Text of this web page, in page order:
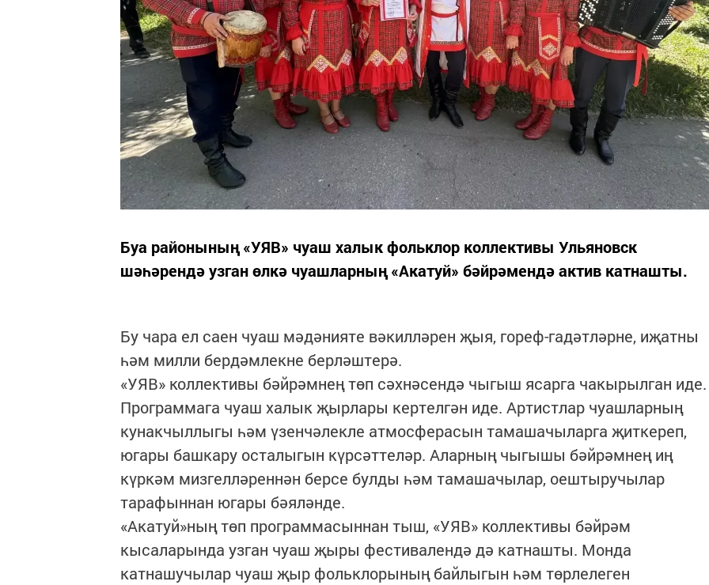
Буа районының «УЯВ» чуаш халык фольклор коллективы Ульяновск
шәһәрендә узган өлкә чуашларның «Акатуй» бәйрәмендә актив катнашты.
Бу чара ел саен чуаш мәдәнияте вәкилләрен җыя, гореф-гадәтләрне, иҗатны
һәм милли бердәмлекне берләштерә.
«УЯВ» коллективы бәйрәмнең төп сәхнәсендә чыгыш ясарга чакырылган иде.
Программага чуаш халык җырлары кертелгән иде. Артистлар чуашларның
кунакчыллыгы һәм үзенчәлекле атмосферасын тамашачыларга җиткереп,
югары башкару осталыгын күрсәттеләр. Аларның чыгышы бәйрәмнең иң
күркәм мизгелләреннән берсе булды һәм тамашачылар, оештыручылар
тарафыннан югары бәяләнде.
«Акатуй»ның төп программасыннан тыш, «УЯВ» коллективы бәйрәм
кысаларында узган чуаш җыры фестивалендә дә катнашты. Монда
катнашучылар чуаш җыр фольклорының байлыгын һәм төрлелеген